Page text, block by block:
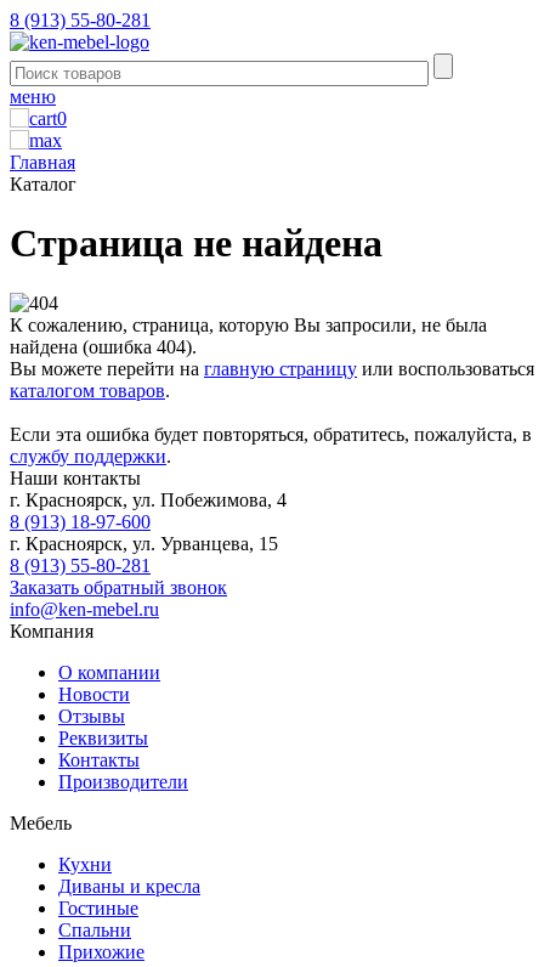
8 (913) 55-80-281
меню
0
Главная
Каталог
Страница не найдена
К сожалению, страница, которую Вы запросили, не была
найдена (ошибка 404).
Вы можете перейти на главную страницу или воспользоваться
каталогом товаров.
Если эта ошибка будет повторяться, обратитесь, пожалуйста, в
службу поддержки.
Наши контакты
г. Красноярск, ул. Побежимова, 4
8 (913) 18-97-600
г. Красноярск, ул. Урванцева, 15
8 (913) 55-80-281
Заказать обратный звонок
info@ken-mebel.ru
Компания
О компании
Новости
Отзывы
Реквизиты
Контакты
Производители
Мебель
Кухни
Диваны и кресла
Гостиные
Спальни
Прихожие